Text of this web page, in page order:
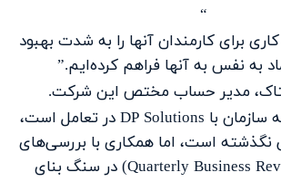
“
برای کارمندان آنها را به شدت بهبود
به نفس به آنها فراهم کرده‌ایم.”
مدیر حساب مختص این شرکت.
هرچند از زمانی که سازمان با DP Solutions در تعامل است،
نگذشته است، اما همکاری با بررسی‌های
سه‌ماهه (Quarterly Business Reviews) در سنگ بنای